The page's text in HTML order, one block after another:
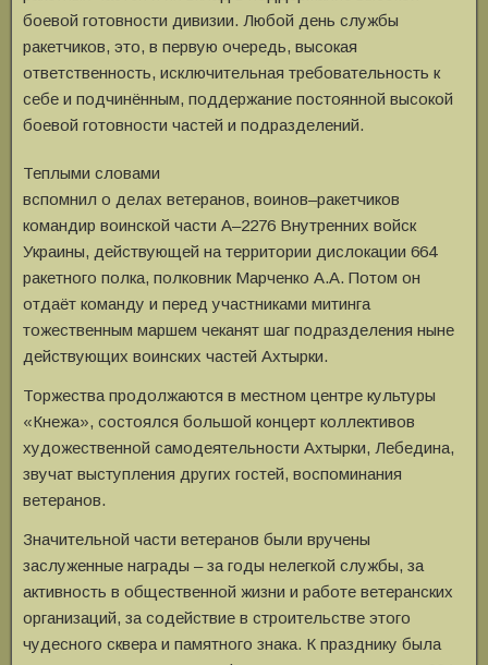
боевой готовности дивизии. Любой день службы
ракетчиков, это, в первую очередь, высокая
ответственность, исключительная требовательность к
себе и подчинённым, поддержание постоянной высокой
боевой готовности частей и подразделений.
Теплыми словами
вспомнил о делах ветеранов, воинов–ракетчиков
командир воинской части А–2276 Внутренних войск
Украины, действующей на территории дислокации 664
ракетного полка, полковник Марченко А.А. Потом он
отдаёт команду и перед участниками митинга
тожественным маршем чеканят шаг подразделения ныне
действующих воинских частей Ахтырки.
Торжества продолжаются в местном центре культуры
«Кнежа», состоялся большой концерт коллективов
художественной самодеятельности Ахтырки, Лебедина,
звучат выступления других гостей, воспоминания
ветеранов.
Значительной части ветеранов были вручены
заслуженные награды – за годы нелегкой службы, за
активность в общественной жизни и работе ветеранских
организаций, за содействие в строительстве этого
чудесного сквера и памятного знака. К празднику была